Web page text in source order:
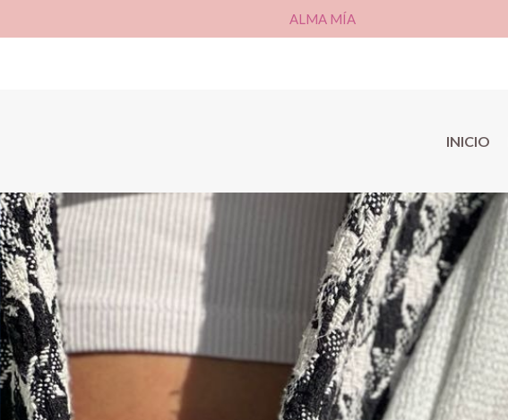
ALMA MÍA
INICIO